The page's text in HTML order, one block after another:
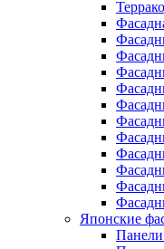
Японские